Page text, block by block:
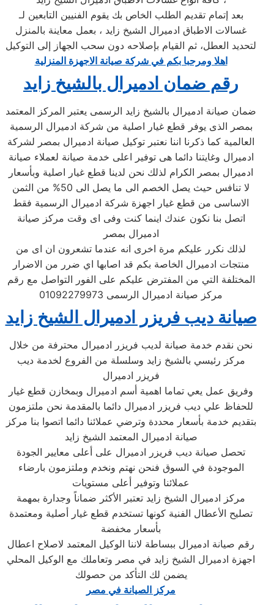
بعد إتمام تقديم الطلب الخاص بك يقوم الفنيين التابعين لـ
غسالات الاطباق ادميرال الشيخ زايد ، بعمل معاينة بالمنزل
لتحديد العطل، ثم القيام بإصلاحه دون سحب الجهاز إلى التوكيل
اهلا ومرحبا بكم في شركة صيانة الاجهزة المنزلية
رقم ضمان ادميرال بالشيخ زايد
ضمان صيانة ادميرال بالشيخ زايد الرسمى يعتبر المركز المعتمد
بمصر الذى يوفر قطع غيار اصلية من شركة ادميرال الرسمية
العالمية كما ذكرنا اننا نعتبر توكيل صيانة ادميرال بمصر لشركة
ادميرال وغايتنا دائما هى توفير اعلى خدمة صيانة لعملاء صيانة
ادميرال بمصر الكرام لذلك نحن لدينا قطع غيار اصلية وبأسعار
لا تنافس حيث يصل الخصم الى ما يصل الى 50% من الثمن
الاساسى من قطع غيار اجهزة شركة ادميرال الرسمية فقط
اتصل بنا نكون عندك اينما كنت وفى اى وقت مركز صيانة
ادميرال بمصر
لذلك نكرر عليكم مرة اخرى انه عندما تشعرون ان اى من
منتجات ادميرال الخاصة بكم قد اصابها اي ضرر من الاضرار
المختلفة التي من المفترض عليكم على الفور التواصل مع رقم
مركز صيانة ادميرال الرسمى 01092279973
صيانة ديب فريزر ادميرال الشيخ زايد
نحن نقدم خدمة صيانة لديب فريزر ادميرال محترفة من خلال
مركز رئيسي بالشيخ زايد وسلسلة من الفروع لخدمة ديب
فريزر ادميرال
وفريق عمل يعي تماما اهمية أسم ادميرال وبمخازن قطع غيار
للحفاظ علي ديب فريزر ادميرال دائما بالمقدمة نحن ملتزمون
بتقديم خدمة بأسعار محددة وترضي عملائنا دائما اتصوا بنا مركز
صيانة ادميرال المعتمد الشيخ زايد
تحصل صيانة ديب فريزر ادميرال على أعلى معايير الجودة
الموجودة في السوق فنحن نهتم ونخدم وملتزمون بارضاء
عملائنا وتوفير أعلى مستويات
مركز ادميرال الشيخ زايد تعتبر الأكثر ضماناً وجدارة بمهمة
تصليح الأعطال الفنية كونها تستخدم قطع غيار أصلية ومعتمدة
بأسعار مخفضة
رقم صيانة ادميرال ببساطة لاننا الوكيل المعتمد لاصلاح اعطال
اجهزة ادميرال الشيخ زايد في مصر وتعاملك مع الوكيل المحلي
يضمن لك التأكد من حصولك
مركز الصيانة في مصر